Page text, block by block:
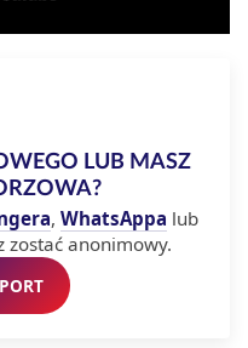
LUB MASZ
, WhatsAppa lub
zostać anonimowy.